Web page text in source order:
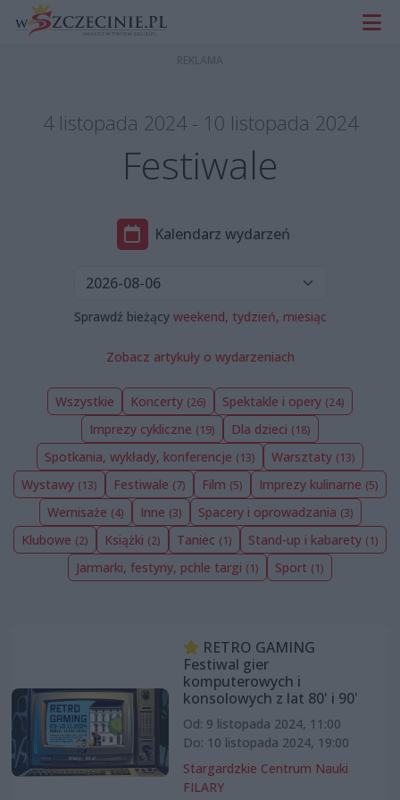
4 listopada 2024 - 10 listopada 2024
Festiwale
Kalendarz wydarzeń
Sprawdź bieżący weekend, tydzień, miesiąc
Zobacz artykuły o wydarzeniach
Wszystkie Koncerty (26) Spektakle i opery (24)
Imprezy cykliczne (19) Dla dzieci (18)
Spotkania, wykłady, konferencje (13) Warsztaty (13)
Wystawy (13) Festiwale (7) Film (5) Imprezy kulinarne (5)
Wernisaże (4) Inne (3) Spacery i oprowadzania (3)
Klubowe (2) Książki (2) Taniec (1) Stand-up i kabarety (1)
Jarmarki, festyny, pchle targi (1) Sport (1)
RETRO GAMING
Festiwal gier
komputerowych i
konsolowych z lat 80' i 90'
Od: 9 listopada 2024, 11:00
Do: 10 listopada 2024, 19:00
Stargardzkie Centrum Nauki
FILARY